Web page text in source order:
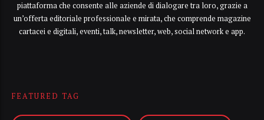
piattaforma che consente alle aziende di dialogare tra loro, grazie a
un’offerta editoriale professionale e mirata, che comprende magazine
cartacei e digitali, eventi, talk, newsletter, web, social network e app.
FEATURED TAG